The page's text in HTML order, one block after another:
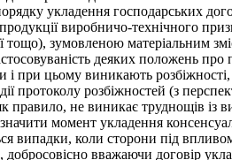
укладення господарських
виробничо-технічного
тощо), зумовленою матеріальним
деяких положень
і при цьому виникають
протоколу розбіжностей (з
правило, не виникає труднощів
момент укладення
випадки, коли сторони під
вважаючи договір